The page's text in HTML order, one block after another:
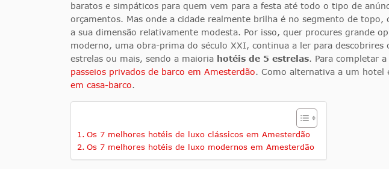
baratos e simpáticos para quem vem para a festa até todo o tipo de
orçamentos. Mas onde a cidade realmente brilha é no segmento de topo,
a sua dimensão relativamente modesta. Por isso, quer procures grande
moderno, uma obra-prima do século XXI, continua a ler para
estrelas ou mais, sendo a maioria hotéis de 5 estrelas. Para completar
passeios privados de barco em Amesterdão. Como alternativa a um hotel
em casa-barco.
Os 7 melhores hotéis de luxo clássicos em Amesterdão
Os 7 melhores hotéis de luxo modernos em Amesterdão